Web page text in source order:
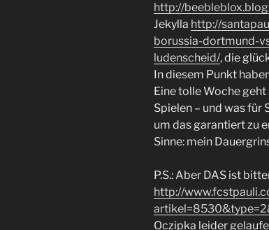
http://
Jekylla http://
borussia-dortmund-
ludenscheid/, die
In diesem Punkt
Eine tolle Woche
Spielen – und was für
um das garantiert zu
Sinne: mein
P.S.: Aber DAS ist
http://
Oczipka leider